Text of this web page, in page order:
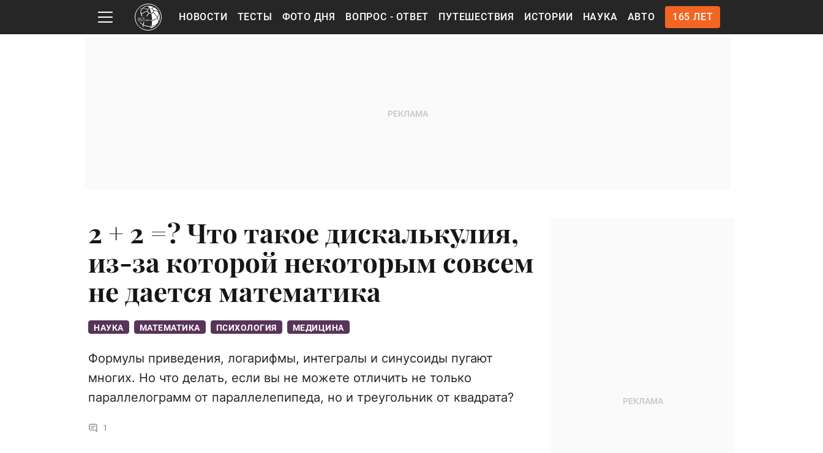
НОВОСТИ ТЕСТЫ ФОТО ДНЯ ВОПРОС - ОТВЕТ ПУТЕШЕСТВИЯ ИСТОРИИ НАУКА АВТО 165 ЛЕТ
2 + 2 =? Что такое дискалькулия,
из-за которой некоторым совсем
не дается математика
НАУКА МАТЕМАТИКА ПСИХОЛОГИЯ МЕДИЦИНА
Формулы приведения, логарифмы, интегралы и синусоиды пугают
многих. Но что делать, если вы не можете отличить не только
параллелограмм от параллелепипеда, но и треугольник от квадрата?
1